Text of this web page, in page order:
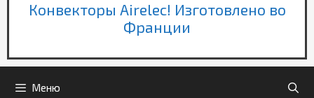
Конвекторы Airelec! Изготовлено во
Франции
Меню